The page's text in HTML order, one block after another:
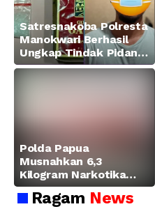
Satresnakoba Polresta
Manokwari Berhasil
Ungkap Tindak Pidana
Narkotika Golongan I
Jenis Sabu di Jalan
Polda Papua
Musnahkan 6,3
Kilogram Narkotika
Hasil Pengungkapan
Jaringan Lintas
Ragam News